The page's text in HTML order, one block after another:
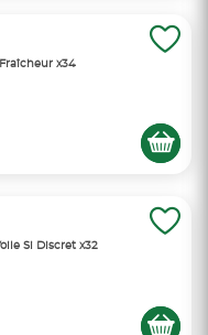
x34
Si Discret x32